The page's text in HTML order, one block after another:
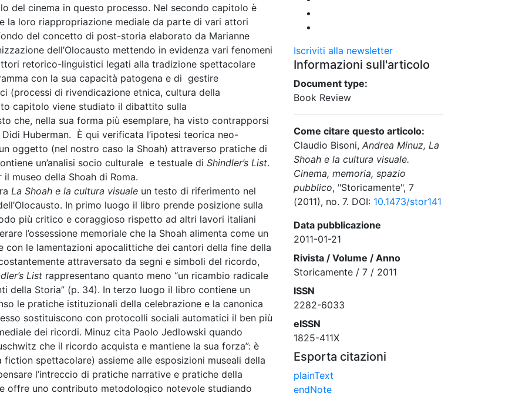
del cinema in questo processo. Nel secondo capitolo è
la loro riappropriazione mediale da parte di vari attori
del concetto di post-storia elaborato da Marianne
dell’Olocausto mettendo in evidenza vari fenomeni
retorico-linguistici legati alla tradizione spettacolare
con la sua capacità patogena e di gestire
(processi di rivendicazione etnica, cultura della
capitolo viene studiato il dibattito sulla
che, nella sua forma più esemplare, ha visto contrapporsi
Huberman. È qui verificata l’ipotesi teorica neo-
oggetto (nel nostro caso la Shoah) attraverso pratiche di
un’analisi socio culturale e testuale di Shindler’s List.
museo della Shoah di Roma.
La Shoah e la cultura visuale un testo di riferimento nel
In primo luogo il libro prende posizione sulla
più critico e coraggioso rispetto ad altri lavori italiani
l’ossessione memoriale che la Shoah alimenta come un
con le lamentazioni apocalittiche dei cantori della fine della
attraversato da segni e simboli del ricordo,
List rappresentano quanto meno “un ricambio radicale
della Storia” (p. 34). In terzo luogo il libro contiene un
le pratiche istituzionali della celebrazione e la canonica
sostituiscono con protocolli sociali automatici il ben più
dei ricordi. Minuz cita Paolo Jedlowski quando
che il ricordo acquista e mantiene la sua forza”: è
spettacolare) assieme alle esposizioni museali della
l’intreccio di pratiche narrative e pratiche della
offre uno contributo metodologico notevole studiando
Iscriviti alla newsletter
Informazioni sull'articolo
Document type:
Book Review
Come citare questo articolo:
Claudio Bisoni, Andrea Minuz, La
Shoah e la cultura visuale.
Cinema, memoria, spazio
pubblico, "Storicamente", 7
(2011), no. 7. DOI: 10.1473/stor141
Data pubblicazione
2011-01-21
Rivista / Volume / Anno
Storicamente / 7 / 2011
ISSN
2282-6033
eISSN
1825-411X
Esporta citazioni
plainText
endNote